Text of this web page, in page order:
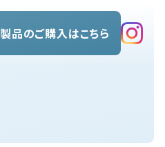
製品のご購入はこちら